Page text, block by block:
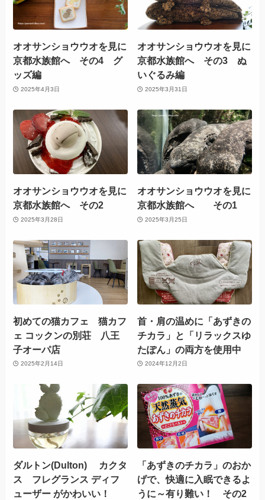
オオサンショウウオを見に
京都水族館へ その4 グ
ッズ編
2025年4月3日
オオサンショウウオを見に
京都水族館へ その3 ぬ
いぐるみ編
2025年3月31日
オオサンショウウオを見に
京都水族館へ その2
2025年3月28日
オオサンショウウオを見に
京都水族館へ その1
2025年3月25日
初めての猫カフェ 猫カフ
ェ コックンの別荘 八王
子オーパ店
2025年2月14日
首・肩の温めに「あずきの
チカラ」と「リラックスゆ
たぽん」の両方を使用中
2024年12月2日
ダルトン(Dulton) カクタ
ス フレグランス ディフ
ューザー がかわいい！
「あずきのチカラ」のおか
げで、快適に入眠できるよ
うに～有り難い！ その2